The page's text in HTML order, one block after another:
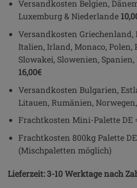
Versandkosten Belgien,
Luxemburg & Niederlande
Versandkosten
Italien, Irland, Monaco, Polen,
Slowakei, Slowenien,
16,00€
Versandkosten Bulgarien,
Litauen, Rumänien,
Frachtkosten Mini-Palette DE
Frachtkosten 800kg Palette
(Mischpaletten möglich)
Lieferzeit: 3-10 Werktage nach